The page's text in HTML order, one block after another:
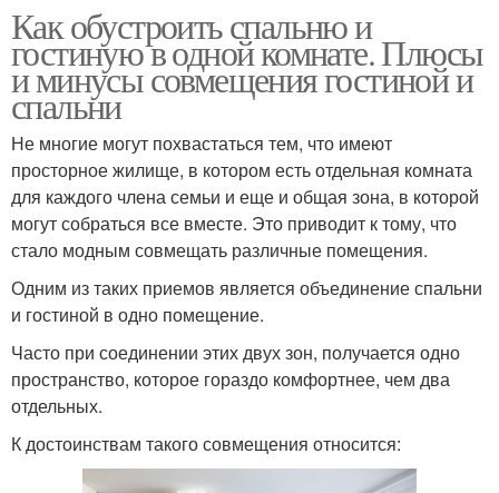
Как обустроить спальню и
гостиную в одной комнате. Плюсы
и минусы совмещения гостиной и
спальни
Не многие могут похвастаться тем, что имеют
просторное жилище, в котором есть отдельная комната
для каждого члена семьи и еще и общая зона, в которой
могут собраться все вместе. Это приводит к тому, что
стало модным совмещать различные помещения.
Одним из таких приемов является объединение спальни
и гостиной в одно помещение.
Часто при соединении этих двух зон, получается одно
пространство, которое гораздо комфортнее, чем два
отдельных.
К достоинствам такого совмещения относится: